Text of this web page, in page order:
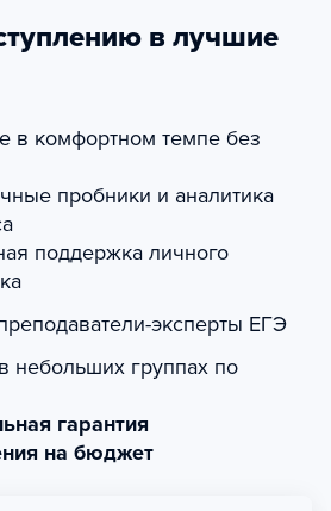
в лучшие
в комфортном темпе без
пробники и аналитика
поддержка личного
эксперты ЕГЭ
небольших группах по
гарантия
на бюджет